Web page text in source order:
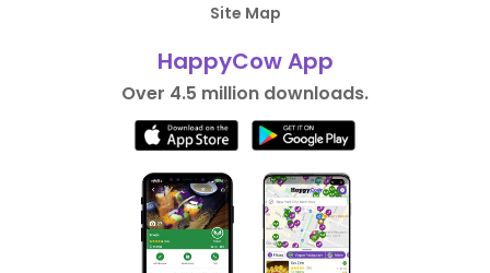
Site Map
HappyCow App
Over 4.5 million downloads.